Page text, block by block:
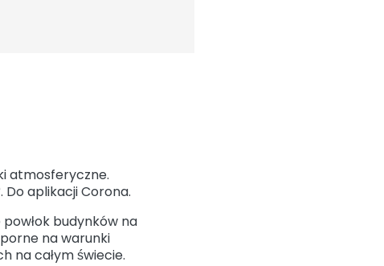
atmosferyczne.
Do aplikacji Corona.
budynków na
na warunki
na całym świecie.